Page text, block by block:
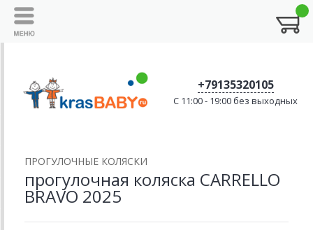
+79135320105
C 11:00 - 19:00 без выходных
ПРОГУЛОЧНЫЕ КОЛЯСКИ
прогулочная коляска CARRELLO
BRAVO 2025